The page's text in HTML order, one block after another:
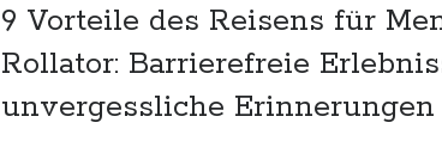
9 Vorteile des Reisens für
Rollator: Barrierefreie
unvergessliche Erinnerungen